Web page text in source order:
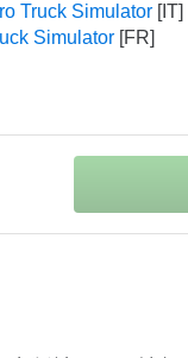
Truck Simulator
Simulator